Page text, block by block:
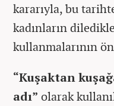
kararıyla, bu
kadınların
kullanmalarının
“Kuşaktan
adı” olarak